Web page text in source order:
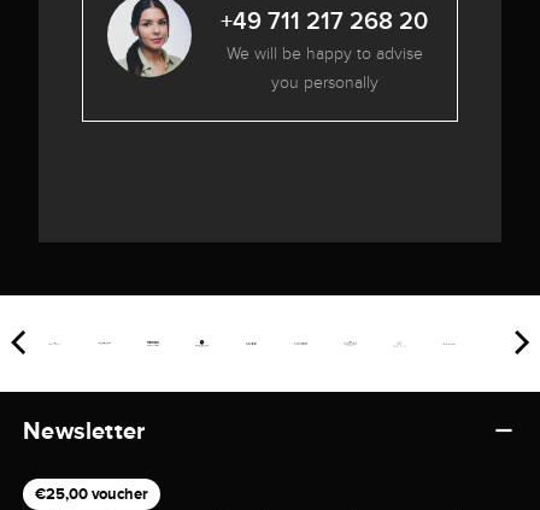
+49 711 217 268 20
We will be happy to advise
you personally
Newsletter
€25,00 voucher